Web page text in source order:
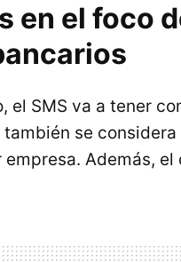
en el foco
el SMS va a tener
se considera
empresa. Además,